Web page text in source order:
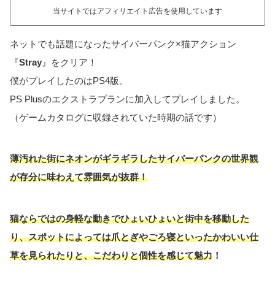
当サイトではアフィリエイト広告を使用しています
ネットでも話題になったサイバーパンク×猫アクション
『Stray 』をクリア！
僕がプレイしたのはPS4版。
PS Plusのエクストラプランに加入してプレイしました。
（ゲームカタログに収録されていた時期の話です）
薄汚れた街にネオンがギラギラしたサイバーパンクの世界観
が存分に味わえて雰囲気が抜群！
猫ならではの身軽な動きでひょいひょいと街中を移動した
り、スポットによっては爪とぎやごろ寝といったかわいい仕
草を見られたりと、こだわりと個性を感じて魅力 ！